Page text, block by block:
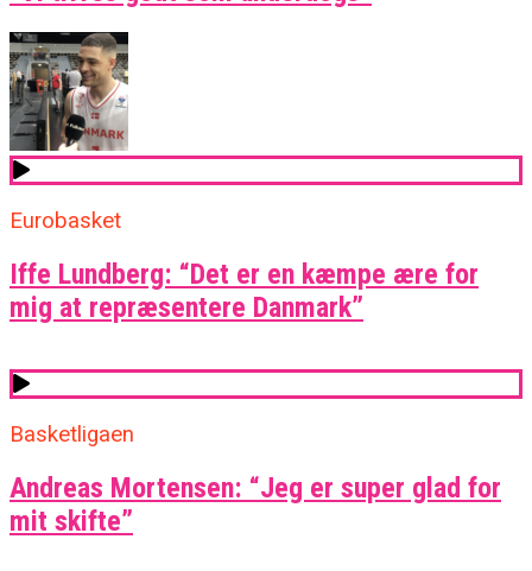
Eurobasket
Iffe Lundberg: “Det er en kæmpe ære for
mig at repræsentere Danmark”
Basketligaen
Andreas Mortensen: “Jeg er super glad for
mit skifte”